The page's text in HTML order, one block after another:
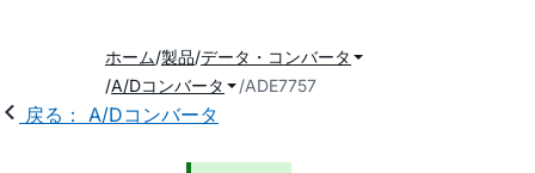
ホーム 製品 データ・コンバータ
A/Dコンバータ
ADE7757
戻る： A/Dコンバータ